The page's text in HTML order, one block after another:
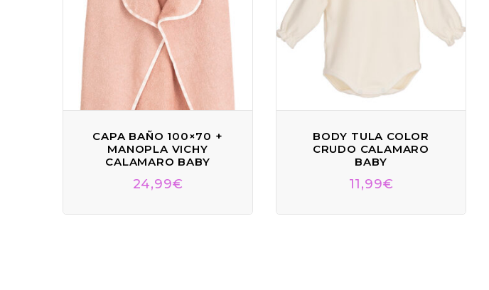
CAPA BAÑO 100×70 +
MANOPLA VICHY
CALAMARO BABY
24,99€
BODY TULA COLOR
CRUDO CALAMARO
BABY
11,99€